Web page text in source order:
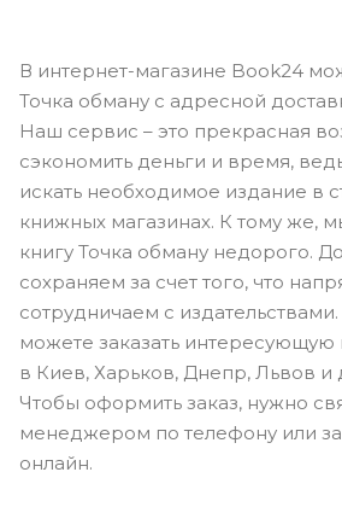
В интернет-магазине Book24
Точка обману с адресной
Наш сервис – это прекрасная
сэкономить деньги и время,
искать необходимое издание в
книжных магазинах. К тому же,
книгу Точка обману недорого.
сохраняем за счет того, что
сотрудничаем с
можете заказать интересующую
в Киев, Харьков, Днепр, Львов и
Чтобы оформить заказ, нужно
менеджером по телефону или
онлайн.